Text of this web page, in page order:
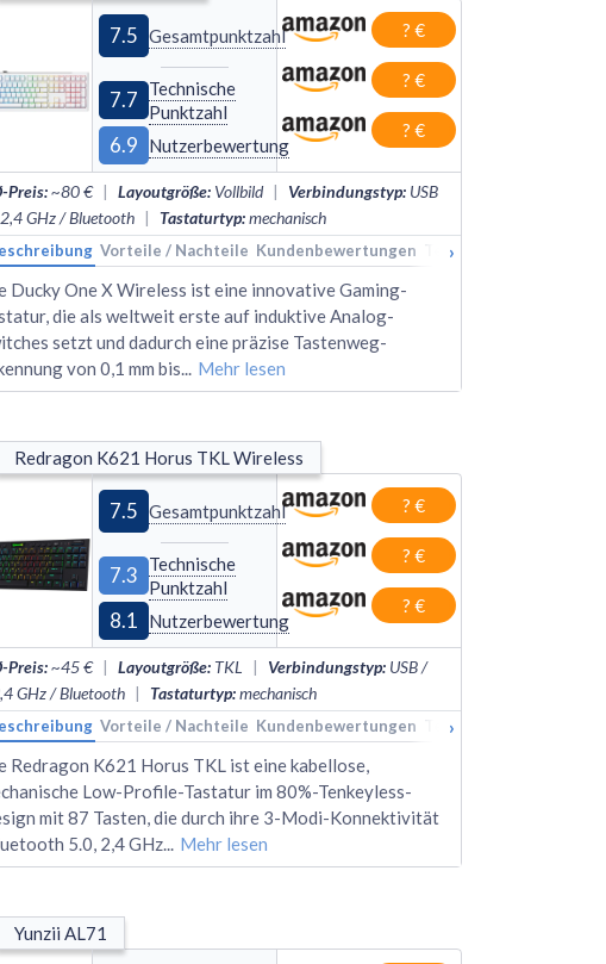
Rankings Alternativen
7.5 Gesamtpunktzahl
7.7
Technische
Punktzahl
6.9 Nutzerbewertung
? €
? €
? €
Preis:~80 € | Layoutgröße: Vollbild | Verbindungstyp: USB
GHz / Bluetooth | Tastaturtyp:mechanisch
Vorteile / Nachteile Kundenbewertungen Technische Daten
›
Ducky One X Wireless ist eine innovative Gaming-
die als weltweit erste auf induktive Analog-
setzt und dadurch eine präzise Tastenweg-
von 0,1 mm bis... Mehr lesen
Rankings Alternativen
Redragon K621 Horus TKL Wireless
7.5 Gesamtpunktzahl
7.3
Technische
Punktzahl
8.1 Nutzerbewertung
? €
? €
? €
Preis:~45 € | Layoutgröße: TKL | Verbindungstyp: USB /
GHz / Bluetooth | Tastaturtyp:mechanisch
Vorteile / Nachteile Kundenbewertungen Technische Daten
›
Redragon K621 Horus TKL ist eine kabellose,
Low-Profile-Tastatur im 80%-Tenkeyless-
mit 87 Tasten, die durch ihre 3-Modi-Konnektivität
5.0, 2,4 GHz... Mehr lesen
Yunzii AL71